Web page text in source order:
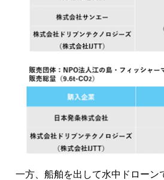
一方、船舶を出して水中ドローン